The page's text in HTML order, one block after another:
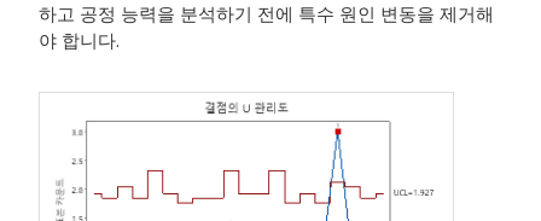
하고 공정 능력을 분석하기 전에 특수 원인 변동을 제거해
야 합니다.